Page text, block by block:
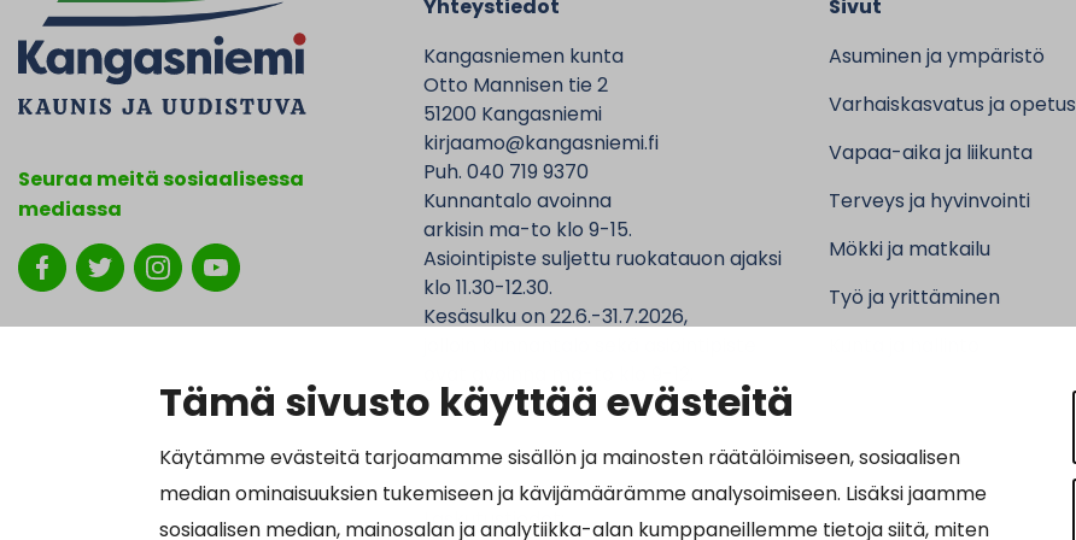
Tämä sivusto käyttää evästeitä
Käytämme evästeitä tarjoamamme sisällön ja mainosten räätälöimiseen, sosiaalisen
median ominaisuuksien tukemiseen ja kävijämäärämme analysoimiseen. Lisäksi jaamme
sosiaalisen median, mainosalan ja analytiikka-alan kumppaneillemme tietoja siitä, miten
Seuraa meitä sosiaalisessa
mediassa
Yhteystiedot
Kangasniemen kunta
Otto Mannisen tie 2
51200 Kangasniemi
kirjaamo@kangasniemi.fi
Puh. 040 719 9370
Kunnantalo avoinna
arkisin ma-to klo 9-15.
Asiointipiste suljettu ruokatauon ajaksi
klo 11.30-12.30.
Kesäsulku on 22.6.-31.7.2026,
Laskutustiedot:
Sivut
Asuminen ja ympäristö
Varhaiskasvatus ja opetus
Vapaa-aika ja liikunta
Terveys ja hyvinvointi
Mökki ja matkailu
Työ ja yrittäminen